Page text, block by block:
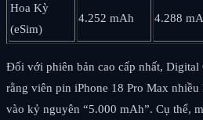
Hoa Kỳ
(eSim)
4.252 mAh 4.288
Đối với phiên bản cao cấp nhất, Digital
rằng viên pin iPhone 18 Pro Max
vào kỷ nguyên “5.000 mAh”. Cụ thể,